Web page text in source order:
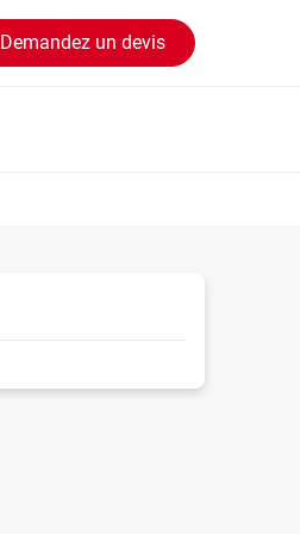
Demandez un devis